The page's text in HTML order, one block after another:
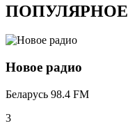
ПОПУЛЯРНОЕ
Новое радио
Беларусь 98.4 FM
3